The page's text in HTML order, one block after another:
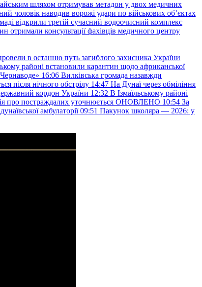
шляхом отримував метадон у двох медичних
чоловік наводив ворожі удари по військових обʼєктах
відкрили третій сучасний водоочисний комплекс
отримали консультації фахівців медичного центру
в останню путь загиблого захисника України
районі встановили карантин щодо африканської
16:06 Вилківська громада назавжди
після нічного обстрілу 14:47 На Дунаї через обміління
кордон України 12:32 В Ізмаїльському районі
про постраждалих уточнюється ОНОВЛЕНО 10:54 За
амбулаторії 09:51 Пакунок школяра — 2026: у